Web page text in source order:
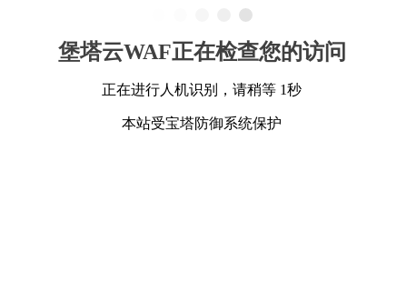
堡塔云WAF正在检查您的访问
正在进行人机识别，请稍等 1秒
本站受宝塔防御系统保护